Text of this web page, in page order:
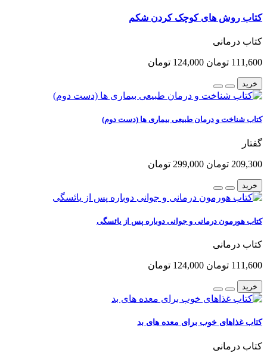
کتاب روش های کوچک کردن شکم
کتاب درمانی
111,600 تومان 124,000 تومان
خرید
کتاب شناخت و درمان طبیعی بیماری ها (دست دوم)
گفتار
209,300 تومان 299,000 تومان
خرید
کتاب هورمون درمانی و جوانی دوباره پس از یائسگی
کتاب درمانی
111,600 تومان 124,000 تومان
خرید
کتاب غذاهای خوب برای معده های بد
کتاب درمانی